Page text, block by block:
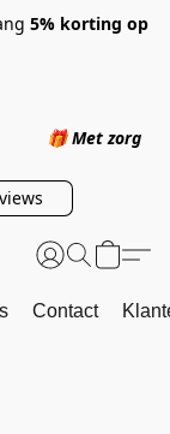
5% korting op
🎁Met zorg
Contact